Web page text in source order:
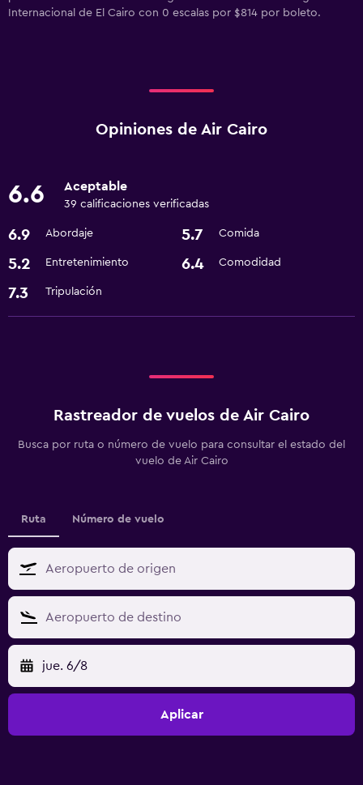
Internacional de El Cairo con 0 escalas por $814 por boleto.
Opiniones de Air Cairo
6.6 Aceptable
39 calificaciones verificadas
6.9 Abordaje 5.7 Comida
5.2 Entretenimiento 6.4 Comodidad
7.3 Tripulación
Rastreador de vuelos de Air Cairo
Busca por ruta o número de vuelo para consultar el estado del
vuelo de Air Cairo
Ruta Número de vuelo
jue. 6/8
Aplicar